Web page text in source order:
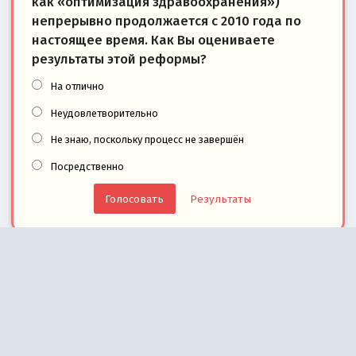
непрерывно продолжается с 2010 года по
настоящее время. Как Вы оцениваете
результаты этой реформы?
На отлично
Неудовлетворительно
Не знаю, поскольку процесс не завершён
Посредственно
Результаты